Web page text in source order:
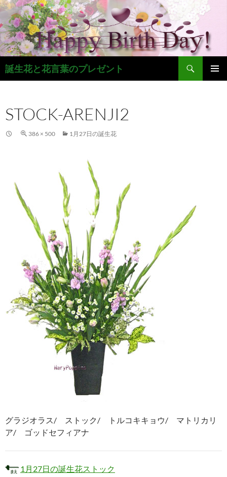
コ
ン
テ
ン
ツ
へ
ス
プ
誕生花と花言葉のプレゼント
検
索
STOCK-ARENJI2
386 × 500 1月27日の誕生花
グラジオラス/ ストック/ トルコキキョウ/ マトリカリ
ア/ ゴッドセフィアナ
1月27日の誕生花ストック